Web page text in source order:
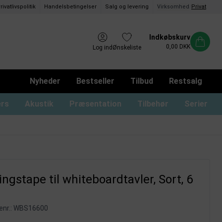
Handelsbetingelser Salg og levering Virksomhed Privat
Log ind Ønskeliste
Indkøbskurv
0,00 DKK
Nyheder Bestseller Tilbud Restsalg
Akustik Præsentation Tilbehør Serier
til whiteboardtavler, Sort, 6
WBS16600